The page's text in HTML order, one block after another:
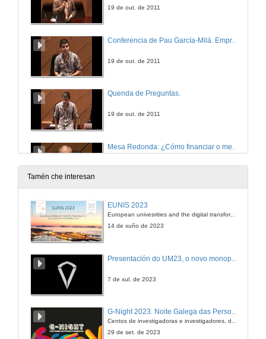
19 de out. de 2011
19 de out. de 2011
Quenda de Preguntas.
19 de out. de 2011
Presentación. D. José María López Bourio.
19 de out. de 2011
Tamén che interesan
EUNIS 2023
European univesrities and the digital transformation: challenges and opportunities ahead
14 de xuño de 2023
7 de xul. de 2023
G-Night 2023. Noite Galega das Persoas Investigadoras. Conciencias creativas
29 de set. de 2023